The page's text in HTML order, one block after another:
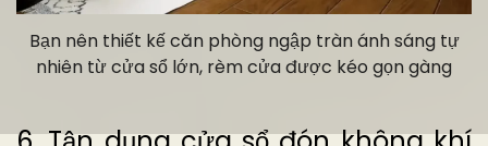
Bạn nên thiết kế căn phòng ngập tràn ánh sáng tự
nhiên từ cửa sổ lớn, rèm cửa được kéo gọn gàng